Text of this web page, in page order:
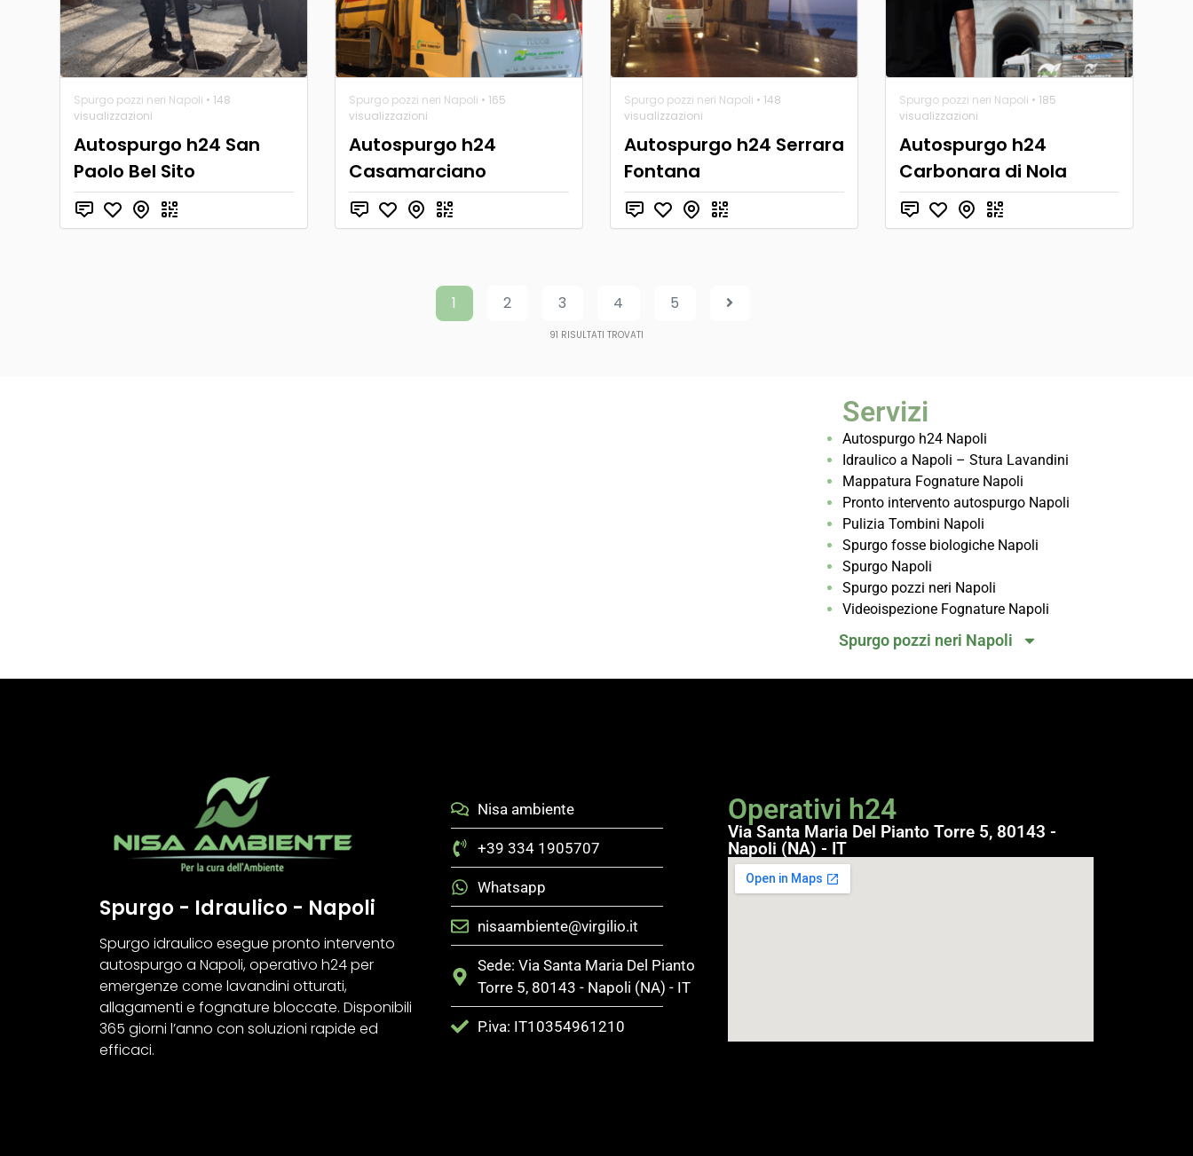
Spurgo pozzi neri Napoli • 148
visualizzazioni
Autospurgo h24 San
Paolo Bel Sito
Spurgo pozzi neri Napoli • 165
visualizzazioni
Autospurgo h24
Casamarciano
Spurgo pozzi neri Napoli • 148
visualizzazioni
Autospurgo h24 Serrara
Fontana
Spurgo pozzi neri Napoli • 185
visualizzazioni
Autospurgo h24
Carbonara di Nola
1 2 3 4 5
91 RISULTATI TROVATI
Servizi
Autospurgo h24 Napoli
Idraulico a Napoli – Stura Lavandini
Mappatura Fognature Napoli
Pronto intervento autospurgo Napoli
Pulizia Tombini Napoli
Spurgo fosse biologiche Napoli
Spurgo Napoli
Spurgo pozzi neri Napoli
Videoispezione Fognature Napoli
Spurgo pozzi neri Napoli
Spurgo - Idraulico - Napoli
Spurgo idraulico esegue pronto intervento
autospurgo a Napoli, operativo h24 per
emergenze come lavandini otturati,
allagamenti e fognature bloccate. Disponibili
365 giorni l’anno con soluzioni rapide ed
efficaci.
Nisa ambiente
+39 334 1905707
Whatsapp
nisaambiente@virgilio.it
Sede: Via Santa Maria Del Pianto
Torre 5, 80143 - Napoli (NA) - IT
P.iva: IT10354961210
Operativi h24
Via Santa Maria Del Pianto Torre 5, 80143 -
Napoli (NA) - IT